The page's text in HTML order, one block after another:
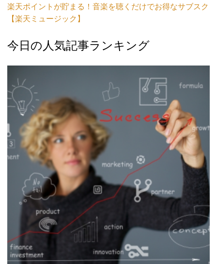
楽天ポイントが貯まる！音楽を聴くだけでお得なサブスク
【楽天ミュージック】
今日の人気記事ランキング